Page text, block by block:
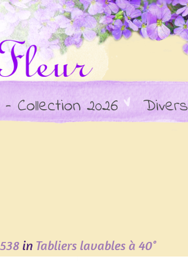
Collection 2026 Divers
in Tabliers lavables à 40°